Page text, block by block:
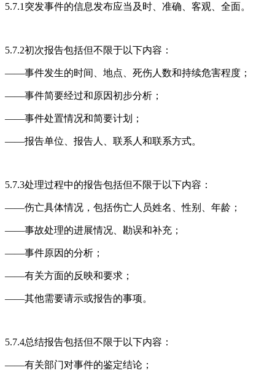
5.7.1突发事件的信息发布应当及时、准确、客观、全面。
5.7.2初次报告包括但不限于以下内容：
——事件发生的时间、地点、死伤人数和持续危害程度；
——事件简要经过和原因初步分析；
——事件处置情况和简要计划；
——报告单位、报告人、联系人和联系方式。
5.7.3处理过程中的报告包括但不限于以下内容：
——伤亡具体情况，包括伤亡人员姓名、性别、年龄；
——事故处理的进展情况、勘误和补充；
——事件原因的分析；
——有关方面的反映和要求；
——其他需要请示或报告的事项。
5.7.4总结报告包括但不限于以下内容：
——有关部门对事件的鉴定结论；